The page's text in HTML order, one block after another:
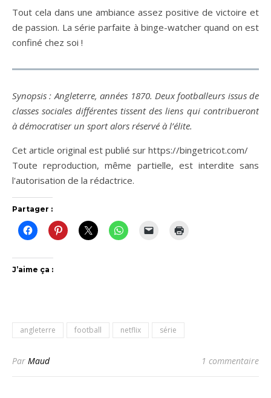
Tout cela dans une ambiance assez positive de victoire et
de passion. La série parfaite à binge-watcher quand on est
confiné chez soi !
Synopsis : Angleterre, années 1870. Deux footballeurs issus de
classes sociales différentes tissent des liens qui contribueront
à démocratiser un sport alors réservé à l’élite.
Cet article original est publié sur https://bingetricot.com/
Toute reproduction, même partielle, est interdite sans
l'autorisation de la rédactrice.
Partager :
J’aime ça :
angleterre football netflix série
Par Maud 1 commentaire